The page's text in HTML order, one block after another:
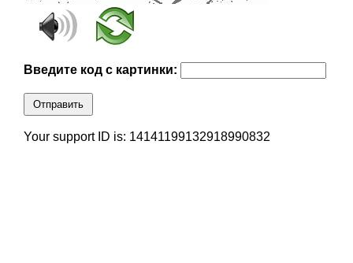
Введите код с картинки:
Отправить
Your support ID is: 14141199132918990832